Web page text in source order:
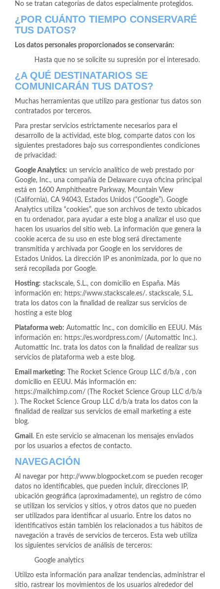
No se tratan categorías de datos especialmente protegidos.
¿POR CUÁNTO TIEMPO CONSERVARÉ
TUS DATOS?
Los datos personales proporcionados se conservarán:
Hasta que no se solicite su supresión por el interesado.
¿A QUÉ DESTINATARIOS SE
COMUNICARÁN TUS DATOS?
Muchas herramientas que utilizo para gestionar tus datos son
contratados por terceros.
Para prestar servicios estrictamente necesarios para el
desarrollo de la actividad, este blog, comparte datos con los
siguientes prestadores bajo sus correspondientes condiciones
de privacidad:
Google Analytics: un servicio analítico de web prestado por
Google, Inc., una compañía de Delaware cuya oficina principal
está en 1600 Amphitheatre Parkway, Mountain View
(California), CA 94043, Estados Unidos (“Google”). Google
Analytics utiliza “cookies”, que son archivos de texto ubicados
en tu ordenador, para ayudar a este blog a analizar el uso que
hacen los usuarios del sitio web. La información que genera la
cookie acerca de su uso en este blog será directamente
transmitida y archivada por Google en los servidores de
Estados Unidos. La dirección IP es anonimizada, por lo que no
será recopilada por Google.
Hosting: stackscale, S.L., con domicilio en España. Más
información en: https://www.stackscale.es/. stackscale, S.L.
trata los datos con la finalidad de realizar sus servicios de
hosting a este blog
Plataforma web: Automattic Inc., con domicilio en EEUU. Más
información en: https://es.wordpress.com/ (Automattic Inc.).
Automattic Inc. trata los datos con la finalidad de realizar sus
servicios de plataforma web a este blog.
Email marketing: The Rocket Science Group LLC d/b/a , con
domicilio en EEUU. Más información en:
https://mailchimp.com/ (The Rocket Science Group LLC d/b/a
). The Rocket Science Group LLC d/b/a trata los datos con la
finalidad de realizar sus servicios de email marketing a este
blog.
Gmail . En este servicio se almacenan los mensajes enviados
por los usuarios a efectos de contacto.
NAVEGACIÓN
Al navegar por http://www.blogpocket.com se pueden recoger
datos no identificables, que pueden incluir, direcciones IP,
ubicación geográfica (aproximadamente), un registro de cómo
se utilizan los servicios y sitios, y otros datos que no pueden
ser utilizados para identificar al usuario. Entre los datos no
identificativos están también los relacionados a tus hábitos de
navegación a través de servicios de terceros. Esta web utiliza
los siguientes servicios de análisis de terceros:
Google analytics
Utilizo esta información para analizar tendencias, administrar el
sitio, rastrear los movimientos de los usuarios alrededor del